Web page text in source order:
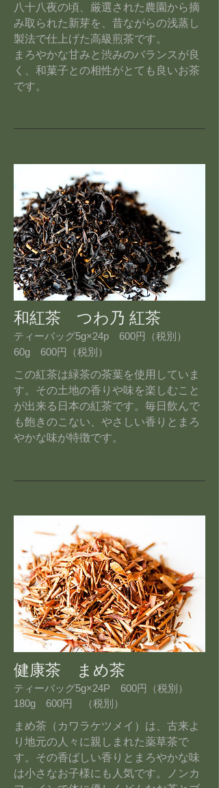
八十八夜の頃、厳選された農園から摘
み取られた新芽を、昔ながらの浅蒸し
製法で仕上げた高級煎茶です。
まろやかな甘みと渋みのバランスが良
く、和菓子との相性がとても良いお茶
です。
和紅茶 つわ乃 紅茶
ティーバッグ5g×24p 600円（税別）
60g 600円（税別）
この紅茶は緑茶の茶葉を使用していま
す。その土地の香りや味を楽しむこと
が出来る日本の紅茶です。毎日飲んで
も飽きのこない、やさしい香りとまろ
やかな味が特徴です。
健康茶 まめ茶
ティーバッグ5g×24P 600円（税別）
180g 600円 （税別）
まめ茶（カワラケツメイ）は、古来よ
り地元の人々に親しまれた薬草茶で
す。その香ばしい香りとまろやかな味
は小さなお子様にも人気です。ノンカ